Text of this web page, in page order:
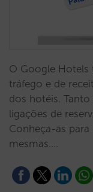
O Google Hotels
tráfego e de
dos hotéis.
ligações de
Conheça-as
mesmas.…